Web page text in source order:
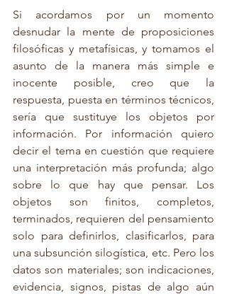
Si acordamos por un momento
desnudar la mente de proposiciones
filosóficas y metafísicas, y tomamos el
asunto de la manera más simple e
inocente posible, creo que la
respuesta, puesta en términos técnicos,
sería que sustituye los objetos por
información. Por información quiero
decir el tema en cuestión que requiere
una interpretación más profunda; algo
sobre lo que hay que pensar. Los
objetos son finitos, completos,
terminados, requieren del pensamiento
solo para definirlos, clasificarlos, para
una subsunción silogística, etc. Pero los
datos son materiales; son indicaciones,
evidencia, signos, pistas de algo aún